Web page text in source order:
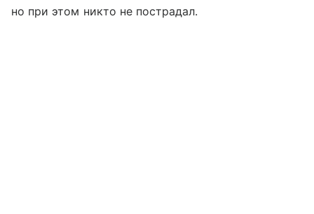
но при этом никто не пострадал.